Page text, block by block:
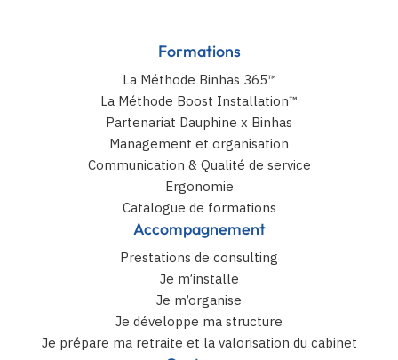
Formations
La Méthode Binhas 365™
La Méthode Boost Installation™
Partenariat Dauphine x Binhas
Management et organisation
Communication & Qualité de service
Ergonomie
Catalogue de formations
Accompagnement
Prestations de consulting
Je m’installe
Je m’organise
Je développe ma structure
Je prépare ma retraite et la valorisation du cabinet